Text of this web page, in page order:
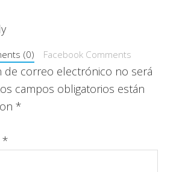
(0) Facebook Comments
de correo electrónico no será
campos obligatorios están
*
*